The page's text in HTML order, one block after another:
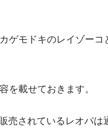
ゲモドキのレイゾーコ
を載せておきます。
売されているレオパは